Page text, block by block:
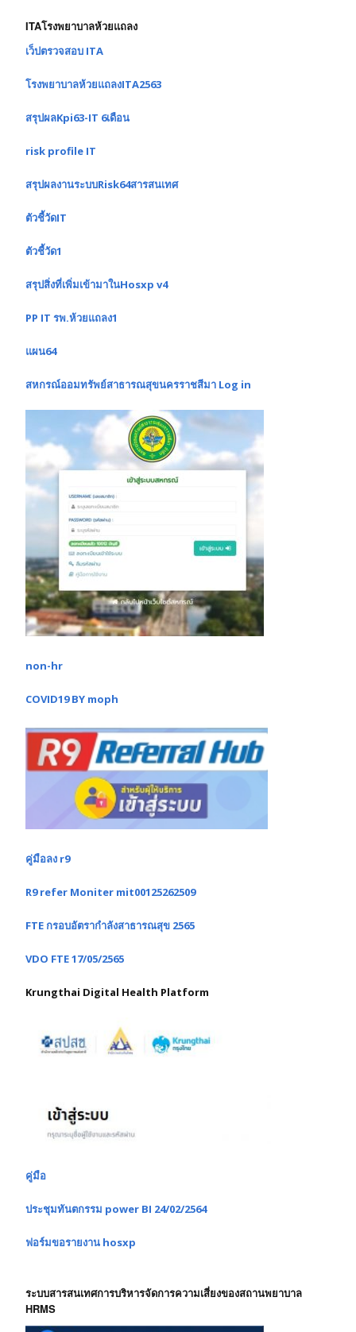
ITAโรงพยาบาลห้วยแถลง
เว็ปตรวจสอบ ITA
โรงพยาบาลห้วยแถลงITA2563
สรุปผลKpi63-IT 6เดือน
risk profile IT
สรุปผลงานระบบRisk64สารสนเทศ
ตัวชี้วัดIT
ตัวชี้วัด1
สรุปสิ่งที่เพิ่มเข้ามาในHosxp v4
PP IT รพ.ห้วยแถลง1
แผน64
สหกรณ์ออมทรัพย์สาธารณสุขนครราชสีมา Log in
non-hr
COVID19 BY moph
คู่มือลง r9
R9 refer Moniter mit00125262509
FTE กรอบอัตรากำลังสาธารณสุข 2565
VDO FTE 17/05/2565
Krungthai Digital Health Platform
คู่มือ
ประชุมทันตกรรม power BI 24/02/2564
ฟอร์มขอรายงาน hosxp
ระบบสารสนเทศการบริหารจัดการความเสี่ยงของสถานพยาบาล
HRMS